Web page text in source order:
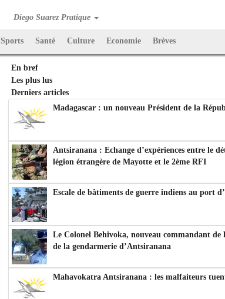
Diego Suarez Pratique
Sports Santé Culture Economie Brèves
En bref
Les plus lus
Derniers articles
Madagascar : un nouveau Président de la
Antsiranana : Echange d’expériences entre le
légion étrangère de Mayotte et le 2ème RFI
Escale de bâtiments de guerre indiens au port
Le Colonel Behivoka, nouveau commandant
de la gendarmerie d’Antsiranana
Mahavokatra Antsiranana : les malfaiteurs